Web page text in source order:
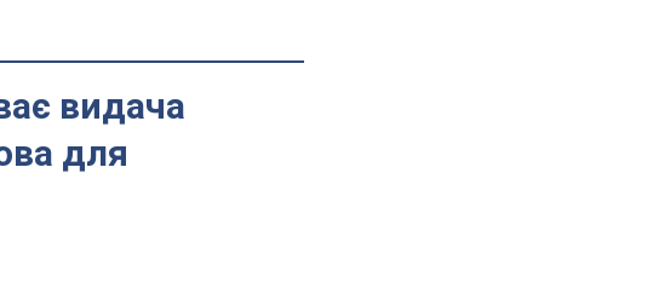
видача
для